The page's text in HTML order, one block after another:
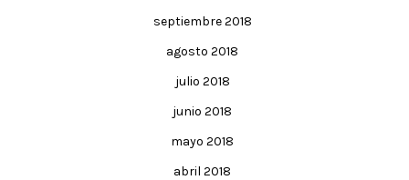
septiembre 2018
agosto 2018
julio 2018
junio 2018
mayo 2018
abril 2018